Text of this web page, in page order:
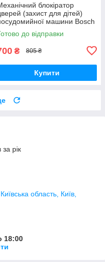
блокіратор
(захист для дітей)
машини Bosch
до відправки
₴ 805 ₴
Купити
рік
область, Київ,
18:00